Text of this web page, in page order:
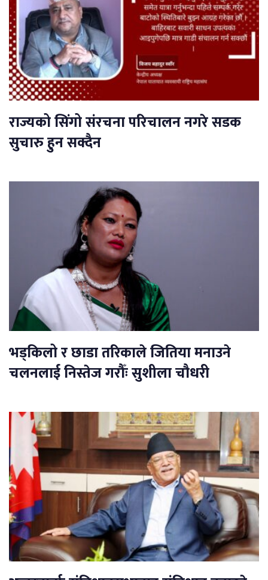
राज्यको सिंगो संरचना परिचालन नगरे सडक
सुचारु हुन सक्दैन
भड्किलो र छाडा तरिकाले जितिया मनाउने
चलनलाई निस्तेज गरौँः सुशीला चौधरी